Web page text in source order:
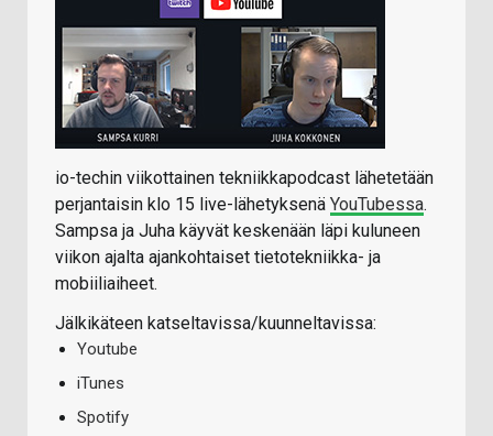
io-techin viikottainen tekniikkapodcast lähetetään
perjantaisin klo 15 live-lähetyksenä YouTubessa.
Sampsa ja Juha käyvät keskenään läpi kuluneen
viikon ajalta ajankohtaiset tietotekniikka- ja
mobiiliaiheet.
Jälkikäteen katseltavissa/kuunneltavissa:
Youtube
iTunes
Spotify